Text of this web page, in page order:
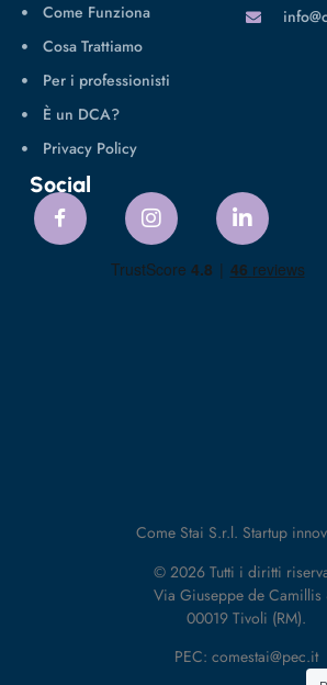
Come Funziona
Cosa Trattiamo
Per i professionisti
È un DCA?
Privacy Policy
Social
Come Stai S.r.l. Startup
© 2026 Tutti i diritti
Via Giuseppe de Camillis
00019 Tivoli (RM).
PEC: comestai@pec.it